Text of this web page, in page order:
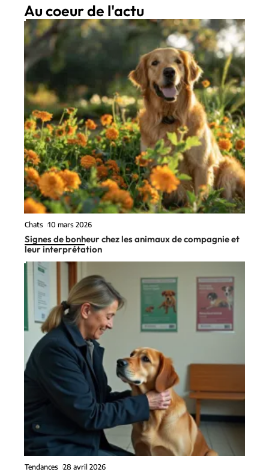
Au coeur de l'actu
Chats 10 mars 2026
Signes de bonheur chez les animaux de compagnie et
leur interprétation
Tendances 28 avril 2026